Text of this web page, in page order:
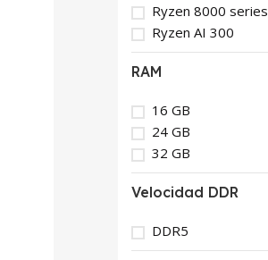
Ryzen 8000 series
Ryzen AI 300
RAM
16 GB
24 GB
32 GB
Velocidad DDR
DDR5